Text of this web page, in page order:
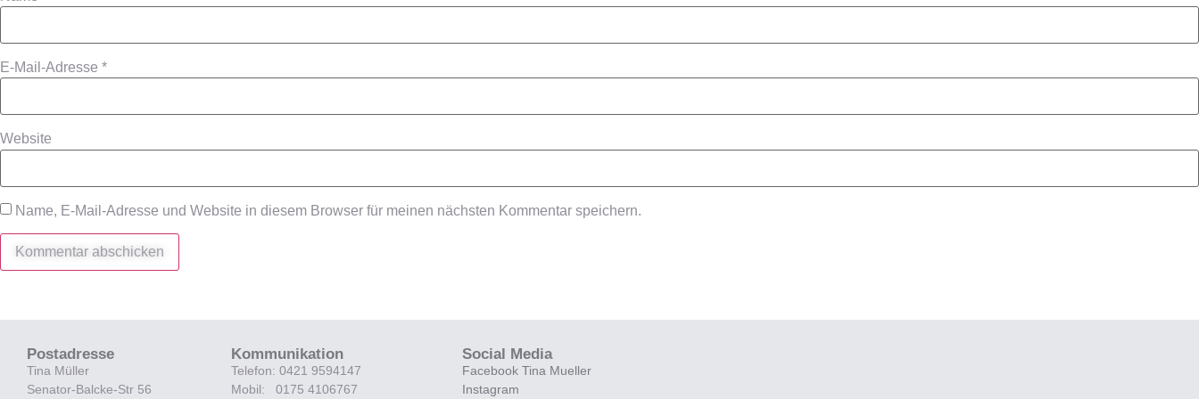
E-Mail-Adresse *
Website
Name, E-Mail-Adresse und Website in diesem Browser für meinen nächsten Kommentar speichern.
Postadresse
Tina Müller
Senator-Balcke-Str 56
Kommunikation
Telefon: 0421 9594147
Mobil: 0175 4106767
Social Media
Facebook Tina Mueller
Instagram